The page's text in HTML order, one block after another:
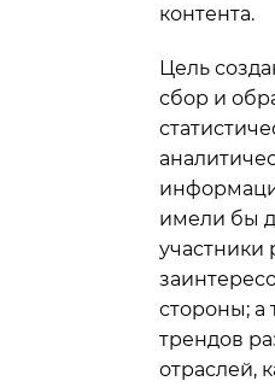
контента.
Цель
сбор и
имели бы
участники
стороны; а
трендов
отраслей,